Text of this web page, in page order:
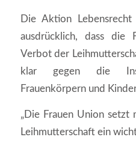
Die Aktion
ausdrücklich, dass die
Verbot der
klar gegen die
Frauenkörpern und
„Die Frauen Union
Leihmutterschaft ein